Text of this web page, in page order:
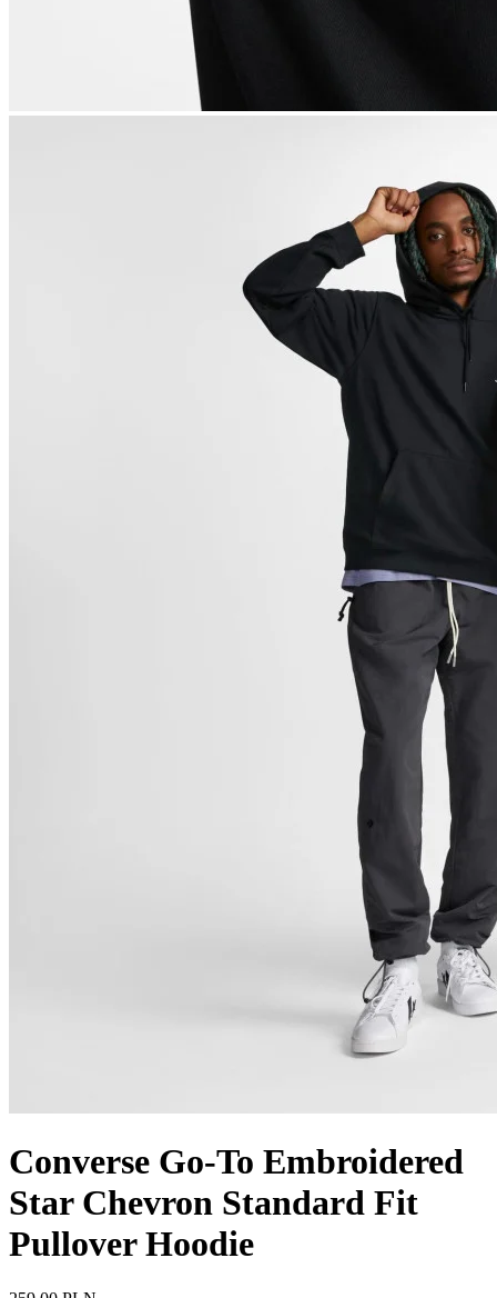
Converse Go-To Embroidered
Star Chevron Standard Fit
Pullover Hoodie